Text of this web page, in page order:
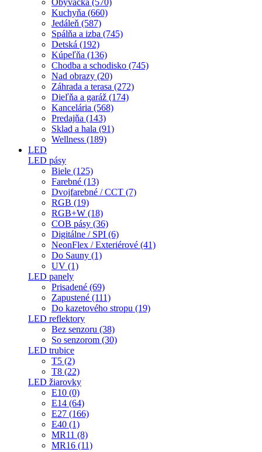
Obývačka (570)
Kuchyňa (660)
Jedáleň (587)
Spálňa a izba (745)
Detská (192)
Kúpeľňa (136)
Chodba a schodisko (745)
Nad obrazy (20)
Záhrada a terasa (272)
Dieľňa a garáž (174)
Kancelária (568)
Predajňa (143)
Sklad a hala (91)
Wellness (189)
LED
LED pásy
Biele (125)
Farebné (13)
Dvojfarebné / CCT (7)
RGB (19)
RGB+W (18)
COB pásy (36)
Digitálne / SPI (6)
NeonFlex / Exteriérové (41)
Do Sauny (1)
UV (1)
LED panely
Prisadené (69)
Zapustené (111)
Do kazetového stropu (19)
LED reflektory
Bez senzoru (38)
So senzorom (30)
LED trubice
T5 (2)
T8 (22)
LED žiarovky
E10 (0)
E14 (64)
E27 (166)
E40 (1)
MR11 (8)
MR16 (11)